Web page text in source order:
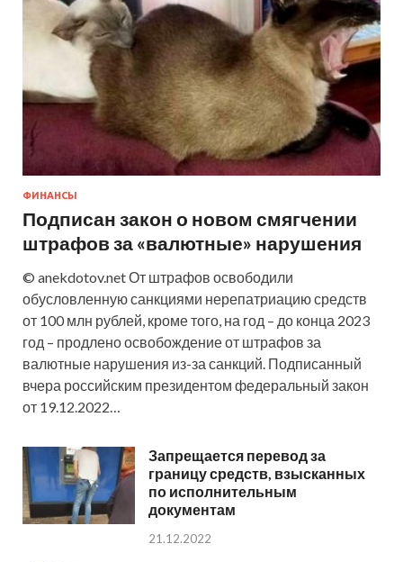
ФИНАНСЫ
Подписан закон о новом смягчении
штрафов за «валютные» нарушения
© anekdotov.net От штрафов освободили
обусловленную санкциями нерепатриацию средств
от 100 млн рублей, кроме того, на год – до конца 2023
год – продлено освобождение от штрафов за
валютные нарушения из-за санкций. Подписанный
вчера российским президентом федеральный закон
от 19.12.2022…
Запрещается перевод за
границу средств, взысканных
по исполнительным
документам
21.12.2022